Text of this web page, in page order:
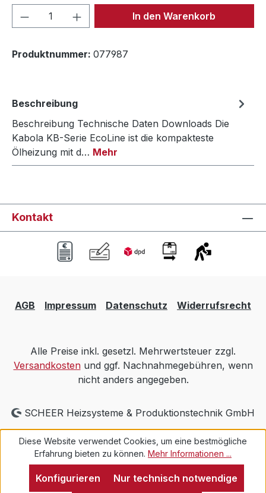
Produkt Anzahl: Gib denIn den Warenkorb
Produktnummer: 077987
Beschreibung
Beschreibung Technische Daten Downloads Die
Kabola KB-Serie EcoLine ist die kompakteste
Ölheizung mit d… Mehr
Kontakt
AGB Impressum Datenschutz Widerrufsrecht
Alle Preise inkl. gesetzl. Mehrwertsteuer zzgl.
Versandkostenund ggf. Nachnahmegebühren, wenn
nicht anders angegeben.
SCHEER Heizsysteme & Produktionstechnik GmbH
Diese Website verwendet Cookies, um eine bestmögliche
Erfahrung bieten zu können. Mehr Informationen ...
Nur technisch notwendige
Konfigurieren